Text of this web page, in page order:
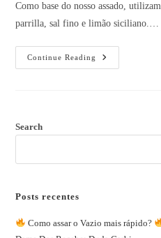
Como base do nosso assado,
parrilla, sal fino e limão siciliano.…
Continue Reading
Search
Posts recentes
Como assar o Vazio mais rápido?